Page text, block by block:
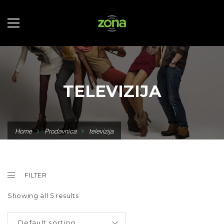
TELEVIZIJA
Home Prodavnica televizija
FILTER
Showing all 5 results